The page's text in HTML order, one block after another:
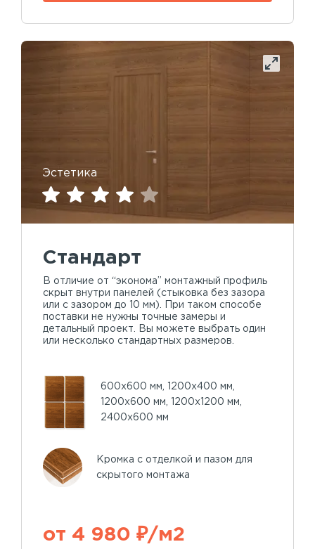
Эстетика
Стандарт
В отличие от “эконома” монтажный профиль
скрыт внутри панелей (стыковка без зазора
или с зазором до 10 мм). При таком способе
поставки не нужны точные замеры и
детальный проект. Вы можете выбрать один
или несколько стандартных размеров.
600х600 мм, 1200х400 мм,
1200х600 мм, 1200х1200 мм,
2400х600 мм
Кромка с отделкой и пазом для
скрытого монтажа
от 4 980 ₽/м2